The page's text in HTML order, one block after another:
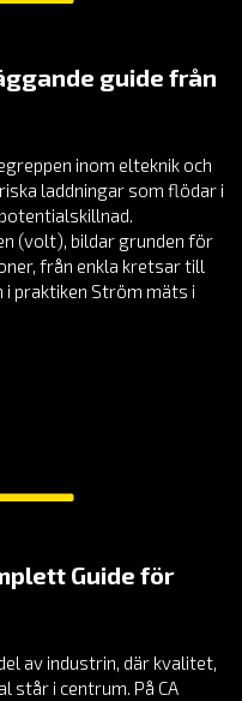
guide från
inom elteknik och
laddningar som flödar i
(volt), bildar grunden för
från enkla kretsar till
praktiken Ström mäts i
Guide för
av industrin, där kvalitet,
står i centrum. På CA